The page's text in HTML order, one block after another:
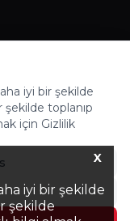
X
iyi bir şekilde
şekilde
iyi bir şekilde
toplanıp
için Gizlilik